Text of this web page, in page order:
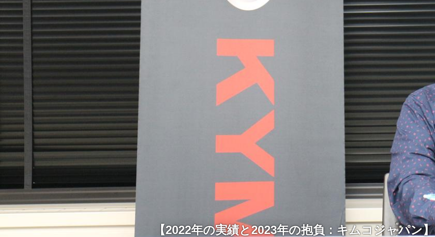
【2022年の実績と2023年の抱負：キムコジャパン】